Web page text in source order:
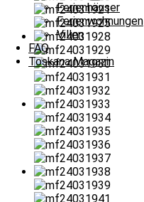
Ferienhäuser
Ferienwohnungen
Villen
FAQ
Toskana Magazin